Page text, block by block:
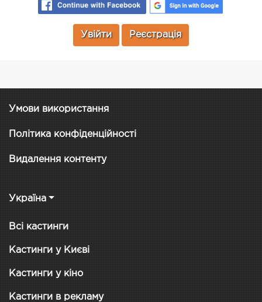
Увійти Реєстрація
Умови використання
Політика конфіденційності
Видалення контенту
Україна
Всі кастинги
Кастинги у Києві
Кастинги у кіно
Кастинги в рекламу